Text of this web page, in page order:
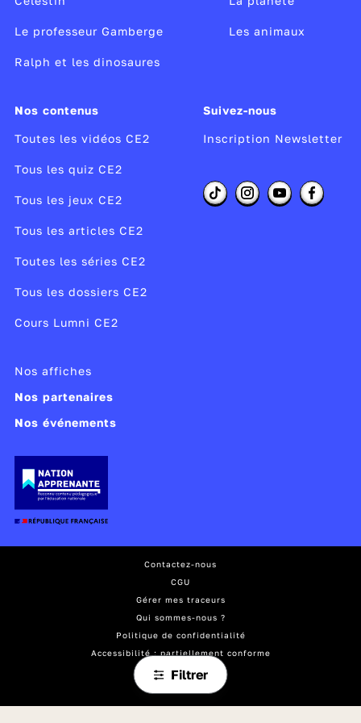
Filtrer
Le professeur Gamberge
Ralph et les dinosaures
Les animaux
Nos contenus
Toutes les vidéos CE2
Tous les quiz CE2
Tous les jeux CE2
Tous les articles CE2
Toutes les séries CE2
Tous les dossiers CE2
Cours Lumni CE2
Suivez-nous
Inscription Newsletter
Nos affiches
Nos partenaires
Nos événements
Contactez-nous
CGU
Gérer mes traceurs
Qui sommes-nous ?
Politique de confidentialité
Accessibilité : partiellement conforme
Mentions légales